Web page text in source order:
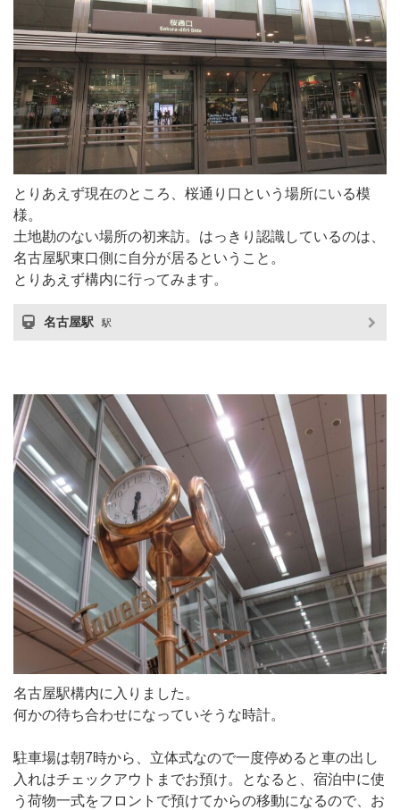
とりあえず現在のところ、桜通り口という場所にいる模
様。
土地勘のない場所の初来訪。はっきり認識しているのは、
名古屋駅東口側に自分が居るということ。
とりあえず構内に行ってみます。
名古屋駅 駅
名古屋駅構内に入りました。
何かの待ち合わせになっていそうな時計。
駐車場は朝7時から、立体式なので一度停めると車の出し
入れはチェックアウトまでお預け。となると、宿泊中に使
う荷物一式をフロントで預けてからの移動になるので、お